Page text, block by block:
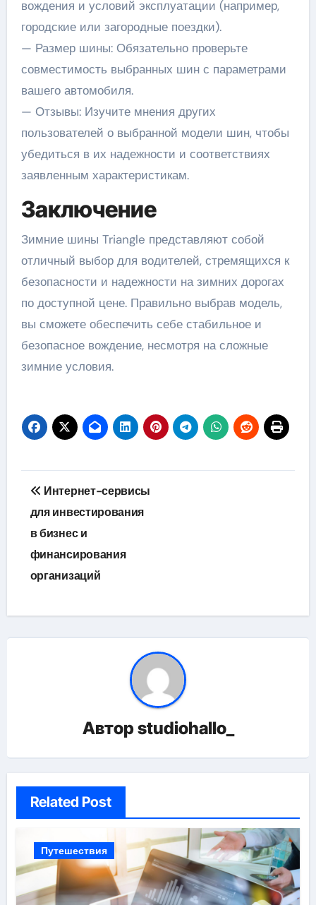
вождения и условий эксплуатации (например,
городские или загородные поездки).
— Размер шины: Обязательно проверьте
совместимость выбранных шин с параметрами
вашего автомобиля.
— Отзывы: Изучите мнения других
пользователей о выбранной модели шин, чтобы
убедиться в их надежности и соответствиях
заявленным характеристикам.
Заключение
Зимние шины Triangle представляют собой
отличный выбор для водителей, стремящихся к
безопасности и надежности на зимних дорогах
по доступной цене. Правильно выбрав модель,
вы сможете обеспечить себе стабильное и
безопасное вождение, несмотря на сложные
зимние условия.
Навигация
по
записям
Интернет-сервисы
для инвестирования
в бизнес и
финансирования
организаций
Авторstudiohallo_
Related Post
Путешествия